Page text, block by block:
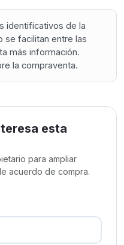
identificativos de la
se facilitan entre las
más información.
la compraventa.
esta
para ampliar
acuerdo de compra.